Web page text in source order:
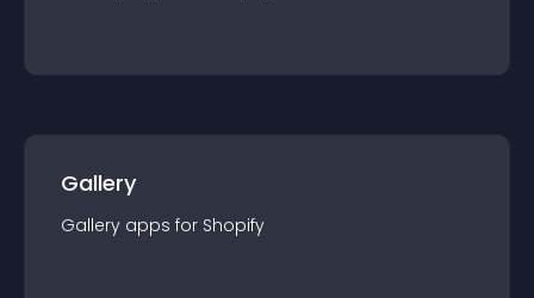
Gallery
Gallery apps for Shopify